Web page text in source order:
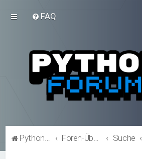
FAQ
Python-Forum.de Suche